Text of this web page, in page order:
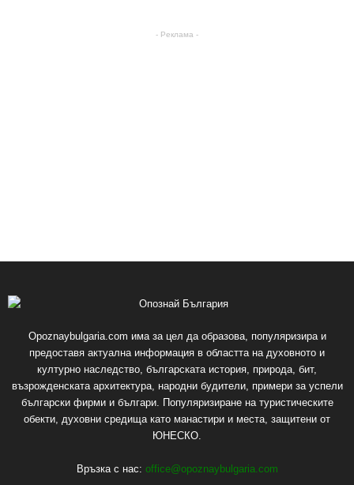
- Реклама -
Opoznaybulgaria.com има за цел да образова, популяризира и
предоставя актуална информация в областта на духовното и
културно наследство, българската история, природа, бит,
възрожденската архитектура, народни будители, примери за успели
български фирми и българи. Популяризиране на туристическите
обекти, духовни средища като манастири и места, защитени от
ЮНЕСКО.
Връзка с нас: office@opoznaybulgaria.com